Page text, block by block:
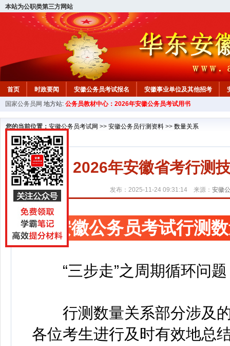
本站为公职类第三方网站
首页 时政要闻 安徽公务员考试报名 安徽事业单位及其他招考
安徽公务员行测试题 在线咨询 教材中心
国家公务员网 地方站: 公务员教材中心：2026年安徽公务员考试用书
您的当前位置： 安徽公务员考试网 >> 安徽公务员行测资料 >> 数量关系
2026年安徽省考行测
发布：2025-11-24 09:31:14 来源： 安徽
安徽公务员考试行测
“三步走”之周期循环问题
行测数量关系部分涉及的
各位考生进行及时有效地总